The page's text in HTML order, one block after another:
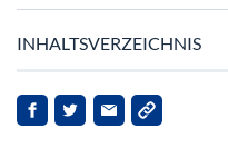
INHALTSVERZEICHNIS
Aktuelle